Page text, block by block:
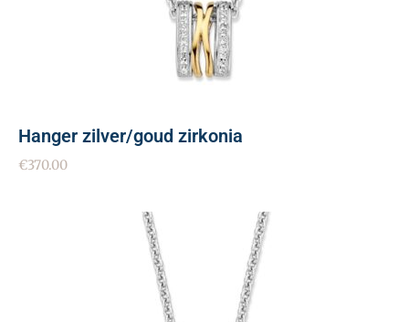
Hanger zilver/goud zirkonia
€370.00